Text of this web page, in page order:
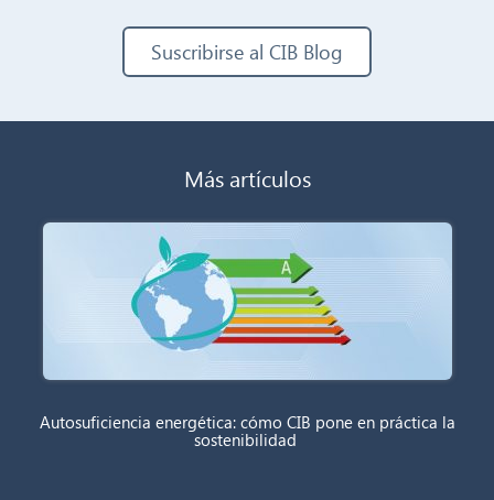
Suscribirse al CIB Blog
Más artículos
Autosuficiencia energética: cómo CIB pone en práctica la
sostenibilidad